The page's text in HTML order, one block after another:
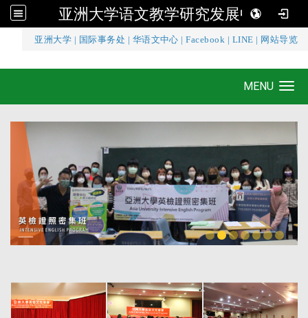
亚洲大学语文教学研究发展中心
亚洲大学 国际事务处 华语文中心 |Facebook LINE 网站导览
亚洲大学语文教学研究发展中心
MENU